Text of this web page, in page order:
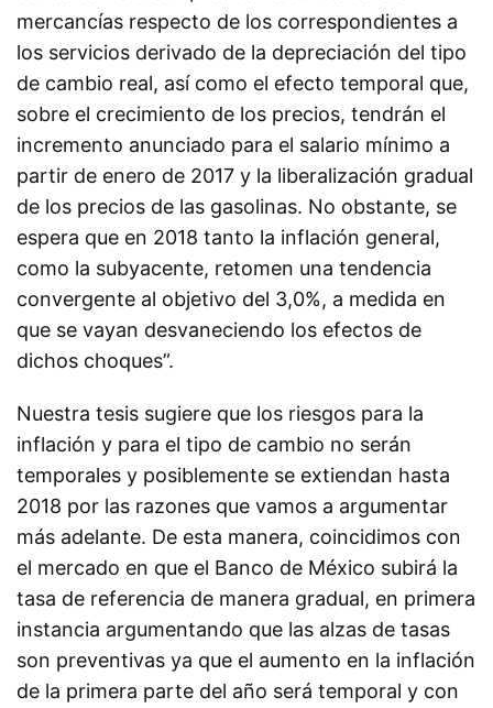
mercancías respecto de los correspondientes a
los servicios derivado de la depreciación del tipo
de cambio real, así como el efecto temporal que,
sobre el crecimiento de los precios, tendrán el
incremento anunciado para el salario mínimo a
partir de enero de 2017 y la liberalización gradual
de los precios de las gasolinas. No obstante, se
espera que en 2018 tanto la inflación general,
como la subyacente, retomen una tendencia
convergente al objetivo del 3,0%, a medida en
que se vayan desvaneciendo los efectos de
dichos choques”.
Nuestra tesis sugiere que los riesgos para la
inflación y para el tipo de cambio no serán
temporales y posiblemente se extiendan hasta
2018 por las razones que vamos a argumentar
más adelante. De esta manera, coincidimos con
el mercado en que el Banco de México subirá la
tasa de referencia de manera gradual, en primera
instancia argumentando que las alzas de tasas
son preventivas ya que el aumento en la inflación
de la primera parte del año será temporal y con